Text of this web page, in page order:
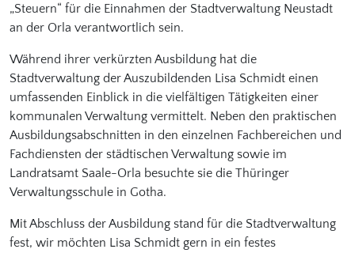
„Steuern“ für die Einnahmen der Stadtverwaltung Neustadt
an der Orla verantwortlich sein.
Während ihrer verkürzten Ausbildung hat die
Stadtverwaltung der Auszubildenden Lisa Schmidt einen
umfassenden Einblick in die vielfältigen Tätigkeiten einer
kommunalen Verwaltung vermittelt. Neben den praktischen
Ausbildungsabschnitten in den einzelnen Fachbereichen und
Fachdiensten der städtischen Verwaltung sowie im
Landratsamt Saale-Orla besuchte sie die Thüringer
Verwaltungsschule in Gotha.
Mit Abschluss der Ausbildung stand für die Stadtverwaltung
fest, wir möchten Lisa Schmidt gern in ein festes